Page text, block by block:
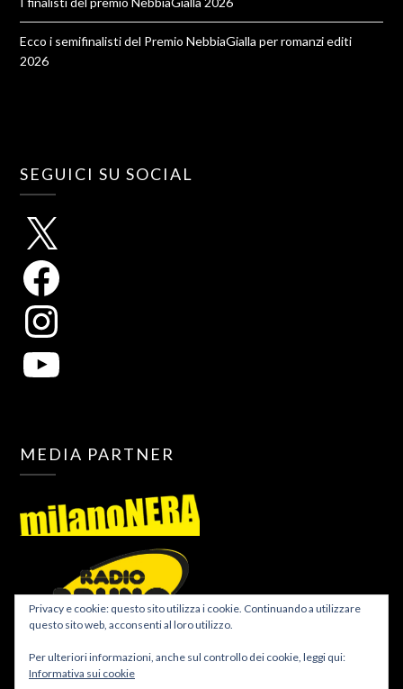
Ecco i semifinalisti del Premio NebbiaGialla per romanzi editi
2026
SEGUICI SU SOCIAL
MEDIA PARTNER
Privacy e cookie: questo sito utilizza i cookie. Continuando a utilizzare
questo sito web, acconsenti al loro utilizzo.
Per ulteriori informazioni, anche sul controllo dei cookie, leggi qui:
Informativa sui cookie